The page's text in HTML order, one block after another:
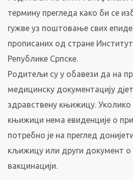
термину прегледа како би се
гужве уз поштовање свих
прописаних од стране
Републике Српске.
Родитељи су у обавези да на
медицинску документацију
здравствену књижицу. Уколико
књижици нема евиденције о
потребно је на преглед
кљижицу или други документ о
вакцинацији.